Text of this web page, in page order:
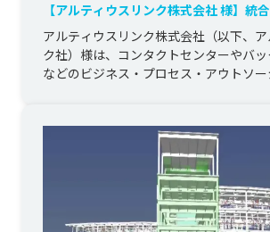
【アルティウスリンク株式会社 様】統
へ一元化
アルティウスリンク株式会社（以下、
ク社）様は、コンタクトセンターやバ
などのビジネス・プロセス・アウトソ